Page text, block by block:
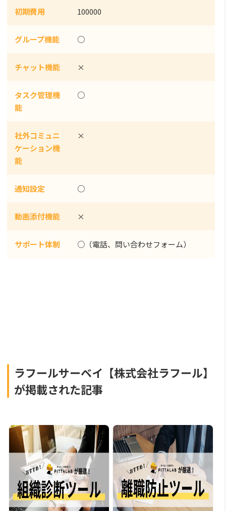
初期費用 100000
グループ機能 ○
チャット機能 ×
タスク管理機
能
○
社外コミュニ
ケーション機
能
×
通知設定 ○
動画添付機能 ×
サポート体制 ○（電話、問い合わせフォーム）
ラフールサーベイ【株式会社ラフール】
が掲載された記事